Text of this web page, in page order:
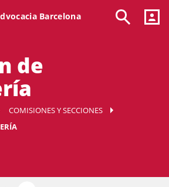
Barcelona
de
COMISIONES Y SECCIONES